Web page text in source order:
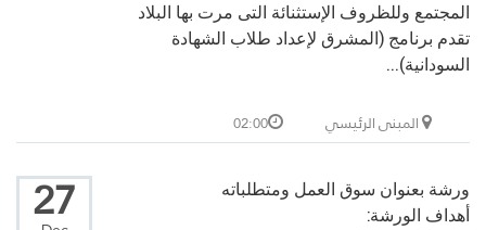
المجتمع وللظروف الإستثنائة التى مرت بها البلاد
تقدم برنامج (المشرق لإعداد طلاب الشهادة
السودانية)...
المبنى الرئيسي 02:00
27
ورشة بعنوان سوق العمل ومتطلباته
أهداف الورشة: